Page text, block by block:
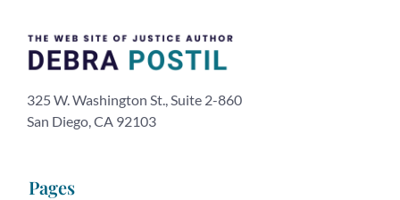
325 W. Washington St., Suite 2-860
San Diego, CA 92103
Pages